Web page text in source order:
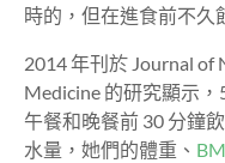
時的，但在進食前不久
2014 年刊於 Journal of
Medicine 的研究顯示，
午餐和晚餐前 30 分鐘
水量，她們的體重、